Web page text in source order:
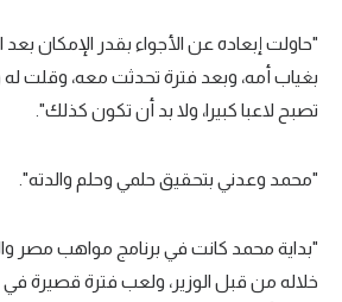
"حاولت إبعاده عن الأجواء بقدر الإمكان بعد
بغياب أمه، وبعد فترة تحدثت معه، وقلت له
تصبح لاعبا كبيرا، ولا بد أن تكون كذلك".
"محمد وعدني بتحقيق حلمي وحلم والدته".
"بداية محمد كانت في برنامج مواهب مصر
خلاله من قبل الوزير، ولعب فترة قصيرة